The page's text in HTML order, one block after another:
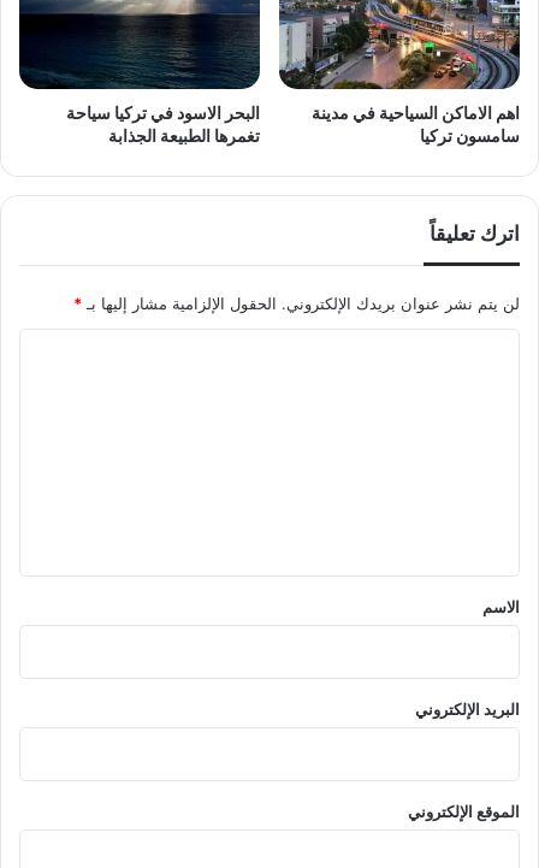
اهم الاماكن السياحية في مدينة
سامسون تركيا
البحر الاسود في تركيا سياحة
تغمرها الطبيعة الجذابة
اترك تعليقاً
لن يتم نشر عنوان بريدك الإلكتروني. الحقول الإلزامية مشار إليها بـ *
*
الاسم
البريد الإلكتروني
الموقع الإلكتروني